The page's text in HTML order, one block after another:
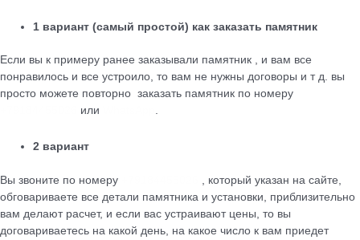
1 вариант (самый простой) как заказать памятник
Если вы к примеру ранее заказывали памятник , и вам все
понравилось и все устроило, то вам не нужны договоры и т д. вы
просто можете повторно заказать памятник по номеру
или .
2 вариант
Вы звоните по номеру
, который указан на сайте,
обговариваете все детали памятника и установки, приблизительно
вам делают расчет, и если вас устраивают цены, то вы
договариваетесь на какой день, на какое число к вам приедет